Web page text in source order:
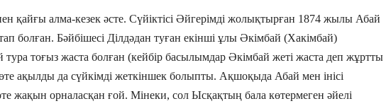
қайғы алма-кезек әсте. Сүйіктісі Әйгерімді жолықтырған 1874 жылы Абай
болған. Бәйбішесі Ділдәдан туған екінші ұлы Әкімбай (Хакімбай)
тура тоғыз жаста болған (кейбір басылымдар Әкімбай жеті жаста деп жұртты
ақылды да сүйкімді жеткіншек болыпты. Ақшоқыда Абай мен інісі
жақын орналасқан ғой. Мінеки, сол Ысқақтың бала көтермеген әйелі